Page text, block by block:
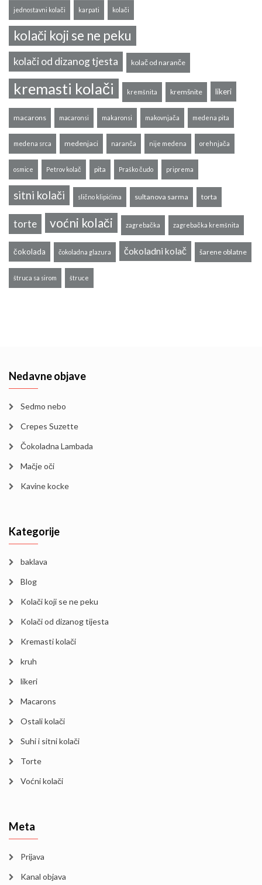
jednostavni kolači karpati kolači
kolači koji se ne peku
kolači od dizanog tjesta kolač od naranče
kremasti kolači kremšnita kremšnite likeri
macarons macaronsi makaronsi makovnjača medena pita
medena srca medenjaci naranča nije medena orehnjača
osmice Petrov kolač pita Praško čudo priprema
sitni kolači slično klipićima sultanova sarma torta
torte voćni kolači zagrebačka zagrebačka kremšnita
čokolada čokoladna glazura čokoladni kolač šarene oblatne
štruca sa sirom štruce
Nedavne objave
Sedmo nebo
Crepes Suzette
Čokoladna Lambada
Mačje oči
Kavine kocke
Kategorije
baklava
Blog
Kolači koji se ne peku
Kolači od dizanog tijesta
Kremasti kolači
kruh
likeri
Macarons
Ostali kolači
Suhi i sitni kolači
Torte
Voćni kolači
Meta
Prijava
Kanal objava